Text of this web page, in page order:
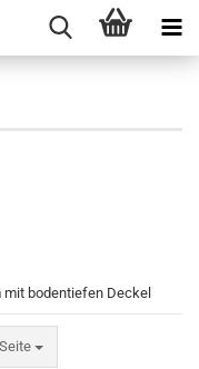
mit bodentiefen Deckel